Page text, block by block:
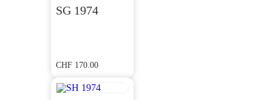
SG 1974
CHF 170.00